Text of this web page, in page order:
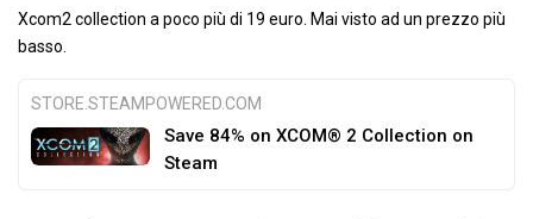
Xcom2 collection a poco più di 19 euro. Mai visto ad un prezzo più
basso.
STORE.STEAMPOWERED.COM
Save 84% on XCOM® 2 Collection on
Steam